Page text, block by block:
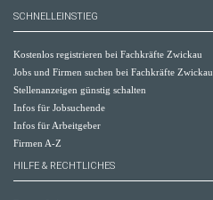
SCHNELLEINSTIEG
Kostenlos registrieren bei Fachkräfte Zwickau
Jobs und Firmen suchen bei Fachkräfte Zwickau
Stellenanzeigen günstig schalten
Infos für Jobsuchende
Infos für Arbeitgeber
Firmen A-Z
HILFE & RECHTLICHES